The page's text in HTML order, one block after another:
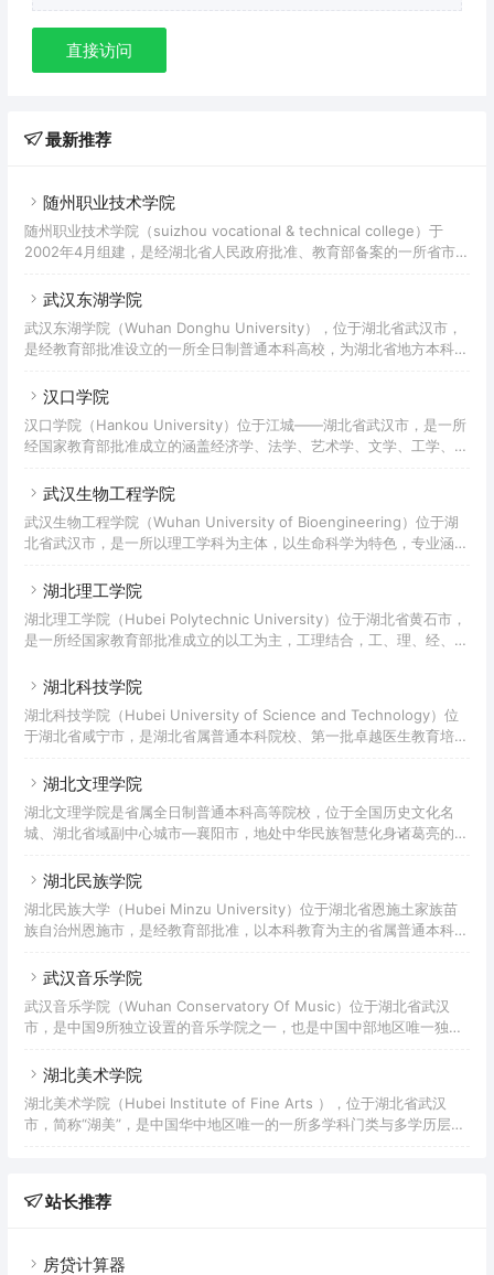
直接访问
最新推荐
随州职业技术学院
随州职业技术学院（suizhou vocational & technical college）于
2002年4月组建，是经湖北省人民政府批准、教育部备案的一所省市共
面积1300余亩，建筑面积25万平方米。学院固定资产4.5亿元，教学仪
设30余个应用型专业，有教职工近500人，在校大专生上万人。随州职
业技术学院馆藏图书90万册。建有理实一体化教室50个、多媒体教室
武汉东湖学院
武汉东湖学院（Wuhan Donghu University），位于湖北省武汉市，
是经教育部批准设立的一所全日制普通本科高校，为湖北省地方本科院
示范学校，是湖北省首批高校创新能力提升计划（湖北省“2011计划”）
2000年的武汉大学东湖分校，是全国最早设立的四所独立学院之一。
2011年经教育部批准转设并更名为武汉东湖学院。据2021年8月学校官
汉口学院
汉口学院（Hankou University）位于江城——湖北省武汉市，是一所
经国家教育部批准成立的涵盖经济学、法学、艺术学、文学、工学、管
划”牵头高校。汉口学院的前身为创办于2000年9月的华中师范大学汉
民政府申报、教育部批准，学校转制更名为汉口学院，成为中国首批由
独立学院转设为普通本科高校的院校之一；2012年，学校获得学士学
武汉生物工程学院
武汉生物工程学院（Wuhan University of Bioengineering）位于湖
北省武汉市，是一所以理工学科为主体，以生命科学为特色，专业涵盖
校；入选湖北省首批“生态园林式学校”、教育部“三全育人”综合改革试
人创新创业基地”、“全国首批深化创新创业教育改革示范高校”、“全国
创新创业典型经验高校”、湖北省首批“省级双创示范基地”“大学生创业
湖北理工学院
湖北理工学院（Hubei Polytechnic University）位于湖北省黄石市，
是一所经国家教育部批准成立的以工为主，工理结合，工、理、经、
高等学校，入选“湖北省2011计划”牵头高校。湖北理工学院的办学历史
工班、高医班、高师班、武汉工学院（现武汉理工大学）黄石分院、黄
石大学、黄石高等专科学校等发展阶段；2004年，黄石高等专科学校
湖北科技学院
湖北科技学院（Hubei University of Science and Technology）位
于湖北省咸宁市，是湖北省属普通本科院校、第一批卓越医生教育培养
高校。1946年，成立于1937年的蒲圻师范学校和成立于1942年的湖北
更名为武汉师范学院咸宁分院、咸宁师范专科学校，1993年更名为咸
宁师范高等专科学校；1965年，湖北医学院咸宁分院创立，1994年独
湖北文理学院
湖北文理学院是省属全日制普通本科高等院校，位于全国历史文化名
城、湖北省域副中心城市—襄阳市，地处中华民族智慧化身诸葛亮的故
专科学校；1966－1978年，武汉大学襄阳分校在此设立；1998年3
樊学院；2000年7月，湖北省工艺美术学校整体并入；2012年2月，更
名为湖北文理学院。是硕士学位授予单位、中央和地方共建高校、教育
湖北民族学院
湖北民族大学（Hubei Minzu University）位于湖北省恩施土家族苗
族自治州恩施市，是经教育部批准，以本科教育为主的省属普通本科院
建学校，入选第一批卓越农林人才教育培养计划、卓越医生（中医）教
育联盟成员单位。1938年，湖北省立联中乡村师范分校建立，后改为
湖北省立第七师范学校；1950年更名为恩施师范学校；1978年成立恩
武汉音乐学院
武汉音乐学院（Wuhan Conservatory Of Music）位于湖北省武汉
市，是中国9所独立设置的音乐学院之一，也是中国中部地区唯一独立
位教育试点单位，社会艺术水平考级机构。武汉音乐学院的建校起点是
学校的音乐部分组建而成的中南音乐专科学校，上述三校之音乐部分的
各自前身：中南文艺学院的前身中原大学文艺学院及其在1949年接管
湖北美术学院
湖北美术学院（Hubei Institute of Fine Arts ），位于湖北省武汉
市，简称“湖美”，是中国华中地区唯一的一所多学科门类与多学历层次
牵头高校之一。 学校前身是创办于1920年的武昌美术学校，后定名
站长推荐
房贷计算器